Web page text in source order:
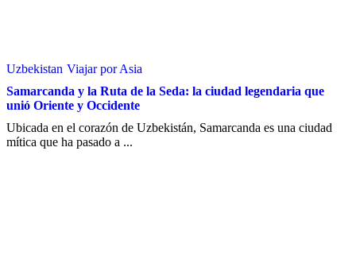
Uzbekistan Viajar por Asia
Samarcanda y la Ruta de la Seda: la ciudad legendaria que
unió Oriente y Occidente
Ubicada en el corazón de Uzbekistán, Samarcanda es una ciudad
mítica que ha pasado a ...